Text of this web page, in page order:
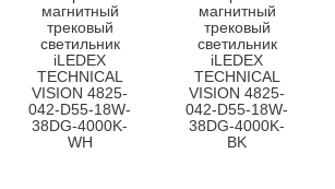
магнитный
трековый
светильник
iLEDEX
TECHNICAL
VISION 4825-
042-D55-18W-
38DG-4000K-
WH
магнитный
трековый
светильник
iLEDEX
TECHNICAL
VISION 4825-
042-D55-18W-
38DG-4000K-
BK